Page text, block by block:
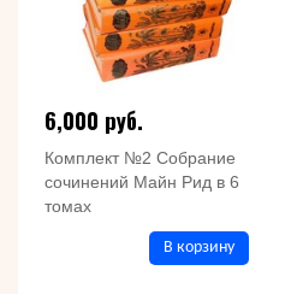
6,000 руб.
Комплект №2 Собрание
сочинений Майн Рид в 6
томах
В корзину